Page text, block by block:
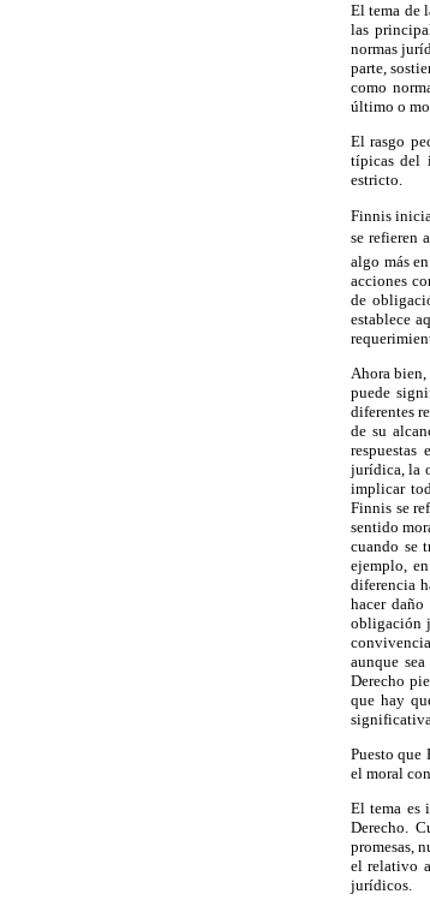
El tema de
las
normas
parte,
como
último o
El rasgo
típicas del
estricto.
Finnis
se refieren
algo más
acciones
de
establece
Ahora
puede
diferentes
de su
jurídica, la
implicar
Finnis se
sentido
cuando se
ejemplo,
diferencia
hacer
obligación
aunque
Derecho
que hay
Puesto que
el moral
El tema es
Derecho.
promesas,
el relativo
jurídicos.